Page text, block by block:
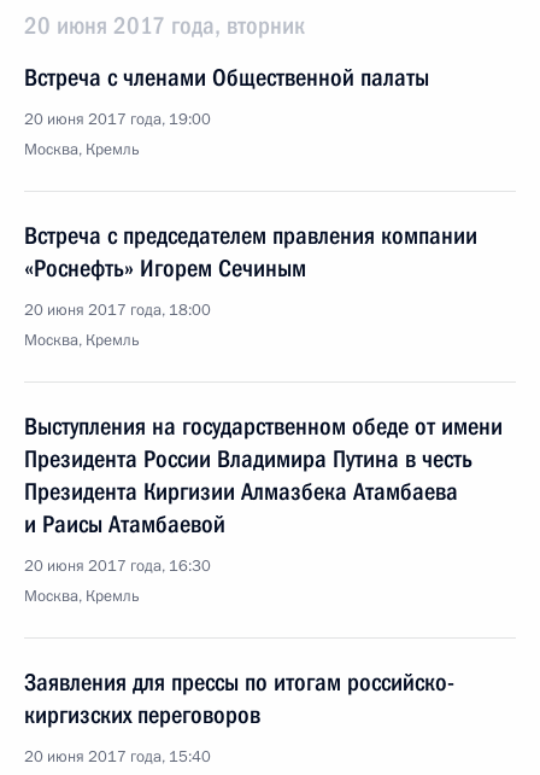
20 июня 2017 года, вторник
Встреча с членами Общественной палаты
20 июня 2017 года, 19:00
Москва, Кремль
Встреча с председателем правления компании
«Роснефть» Игорем Сечиным
20 июня 2017 года, 18:00
Москва, Кремль
Выступления на государственном обеде от имени
Президента России Владимира Путина в честь
Президента Киргизии Алмазбека Атамбаева
и Раисы Атамбаевой
20 июня 2017 года, 16:30
Москва, Кремль
Заявления для прессы по итогам российско-
киргизских переговоров
20 июня 2017 года, 15:40